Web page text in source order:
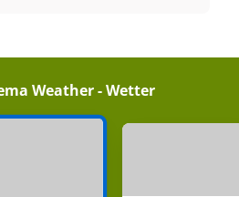
Weather - Wetter